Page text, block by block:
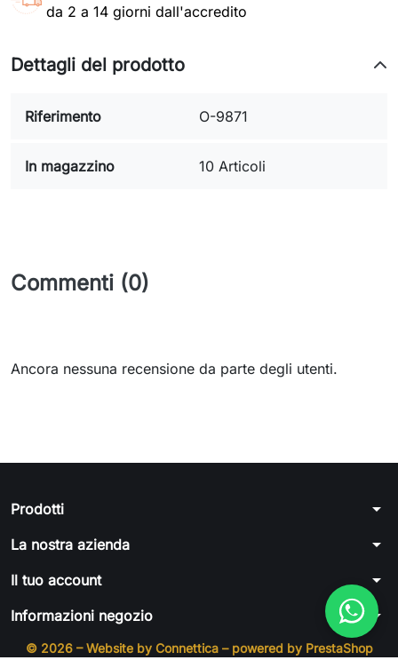
da 2 a 14 giorni dall'accredito
Dettagli del prodotto
Riferimento O-9871
In magazzino 10 Articoli
Commenti (0)
Ancora nessuna recensione da parte degli utenti.
Prodotti arrow_drop_down
La nostra azienda arrow_drop_down
Il tuo account arrow_drop_down
Informazioni negozio arrow_drop_down
© 2026 – Website by Connettica – powered by PrestaShop